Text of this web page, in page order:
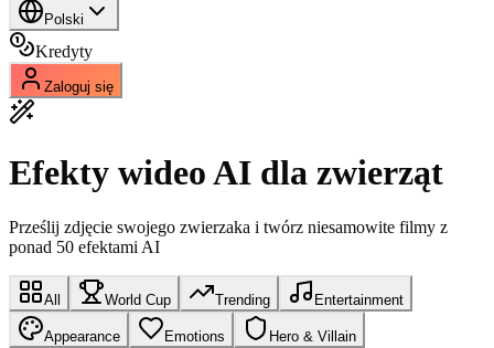
Polski
Kredyty
Zaloguj się
Efekty wideo AI dla zwierząt
Prześlij zdjęcie swojego zwierzaka i twórz niesamowite filmy z
ponad 50 efektami AI
All World Cup Trending Entertainment
Appearance Emotions Hero & Villain